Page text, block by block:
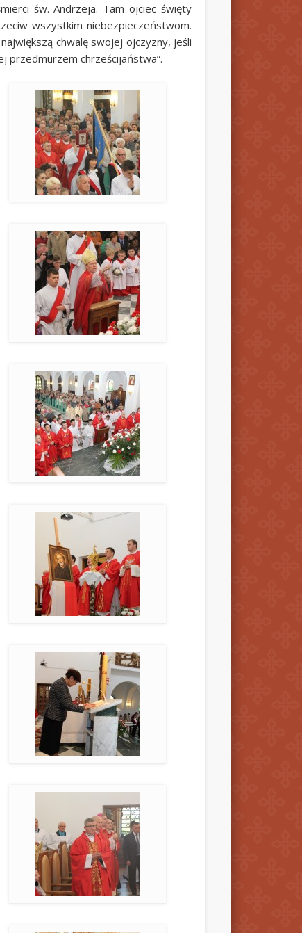
św. Andrzeja. Tam ojciec święty
wszystkim niebezpieczeństwom.
chwalę swojej ojczyzny, jeśli
przedmurzem chrześcijaństwa”.